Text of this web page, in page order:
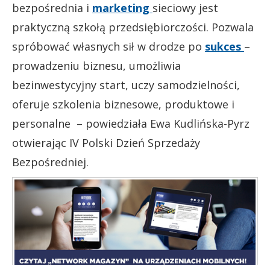
bezpośrednia i marketing sieciowy jest
praktyczną szkołą przedsiębiorczości. Pozwala
spróbować własnych sił w drodze po sukces –
prowadzeniu biznesu, umożliwia
bezinwestycyjny start, uczy samodzielności,
oferuje szkolenia biznesowe, produktowe i
personalne – powiedziała Ewa Kudlińska-Pyrz
otwierając IV Polski Dzień Sprzedaży
Bezpośredniej.